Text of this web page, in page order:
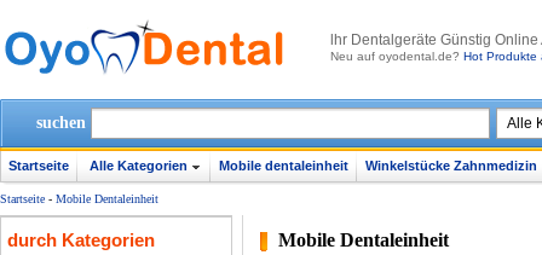
lhr Dentalgeräte Günstig
Neu auf oyodental.de? Hot Produkte
suchen
Startseite Alle Kategorien Mobile dentaleinheit Winkelstücke Zahnmedizin
Startseite - Mobile Dentaleinheit
durch Kategorien Mobile Dentaleinheit